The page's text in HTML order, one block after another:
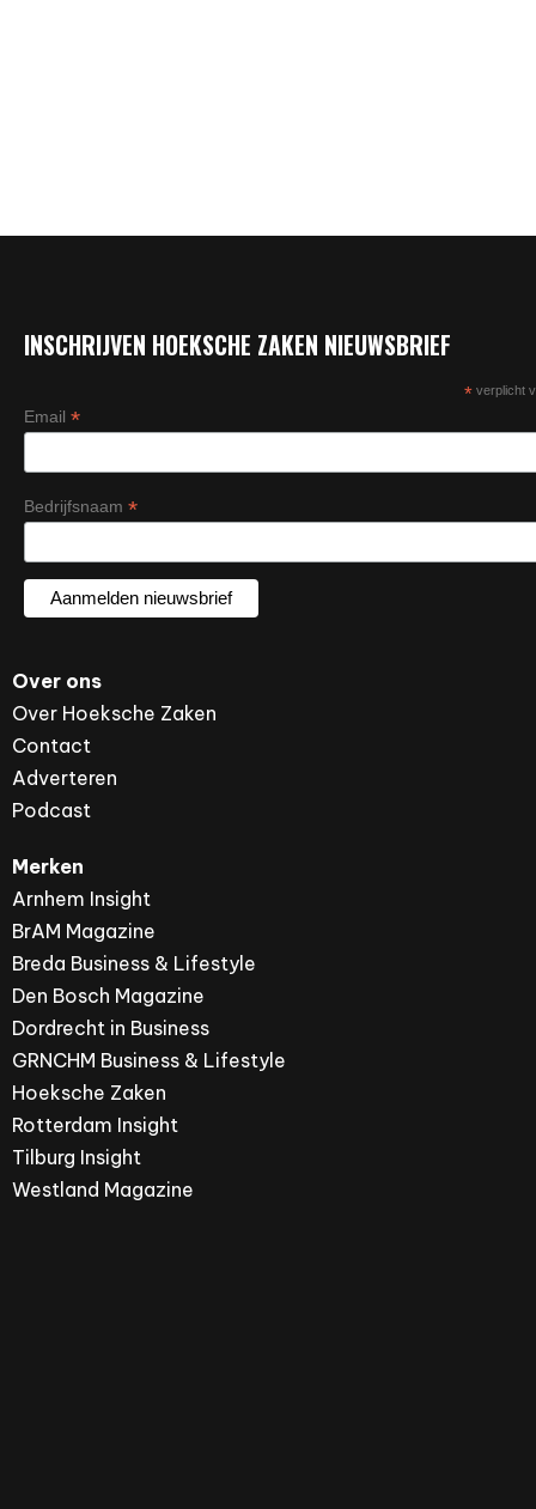
INSCHRIJVEN HOEKSCHE ZAKEN NIEUWSBRIEF
*verplicht
Email *
Bedrijfsnaam *
Over ons
Over Hoeksche Zaken
Contact
Adverteren
Podcast
Merken
Arnhem Insight
BrAM Magazine
Breda Business & Lifestyle
Den Bosch Magazine
Dordrecht in Business
GRNCHM Business & Lifestyle
Hoeksche Zaken
Rotterdam Insight
Tilburg Insight
Westland Magazine